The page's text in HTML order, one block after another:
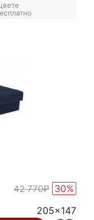
42 770₽ 30%
205x147